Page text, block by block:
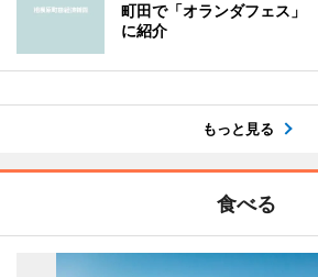
町田で「オランダフェス
に紹介
もっと見る
食べる